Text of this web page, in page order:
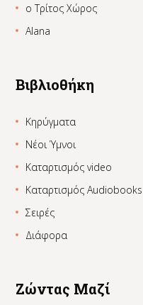
ο Τρίτος Χώρος
Alana
Βιβλιοθήκη
Κηρύγματα
Νέοι Ύμνοι
Καταρτισμός video
Καταρτισμός Audiobooks
Σειρές
Διάφορα
Ζώντας Μαζί